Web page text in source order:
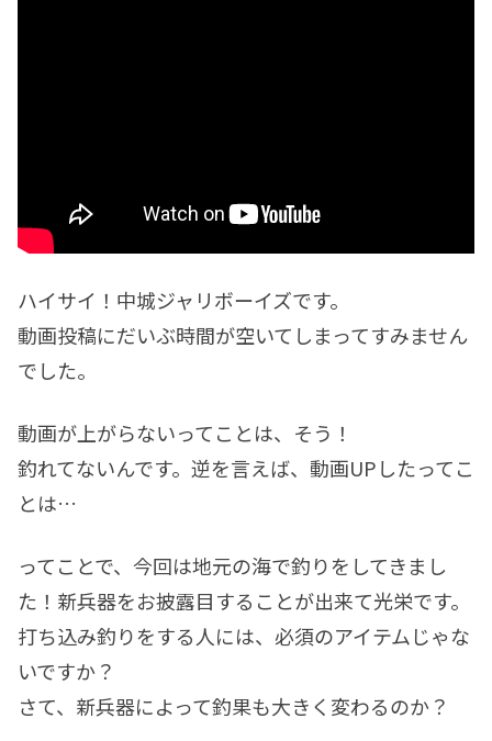
ハイサイ！中城ジャリボーイズです。
動画投稿にだいぶ時間が空いてしまってすみません
でした。
動画が上がらないってことは、そう！
釣れてないんです。逆を言えば、動画UPしたってこ
とは…
ってことで、今回は地元の海で釣りをしてきまし
た！新兵器をお披露目することが出来て光栄です。
打ち込み釣りをする人には、必須のアイテムじゃな
いですか？
さて、新兵器によって釣果も大きく変わるのか？